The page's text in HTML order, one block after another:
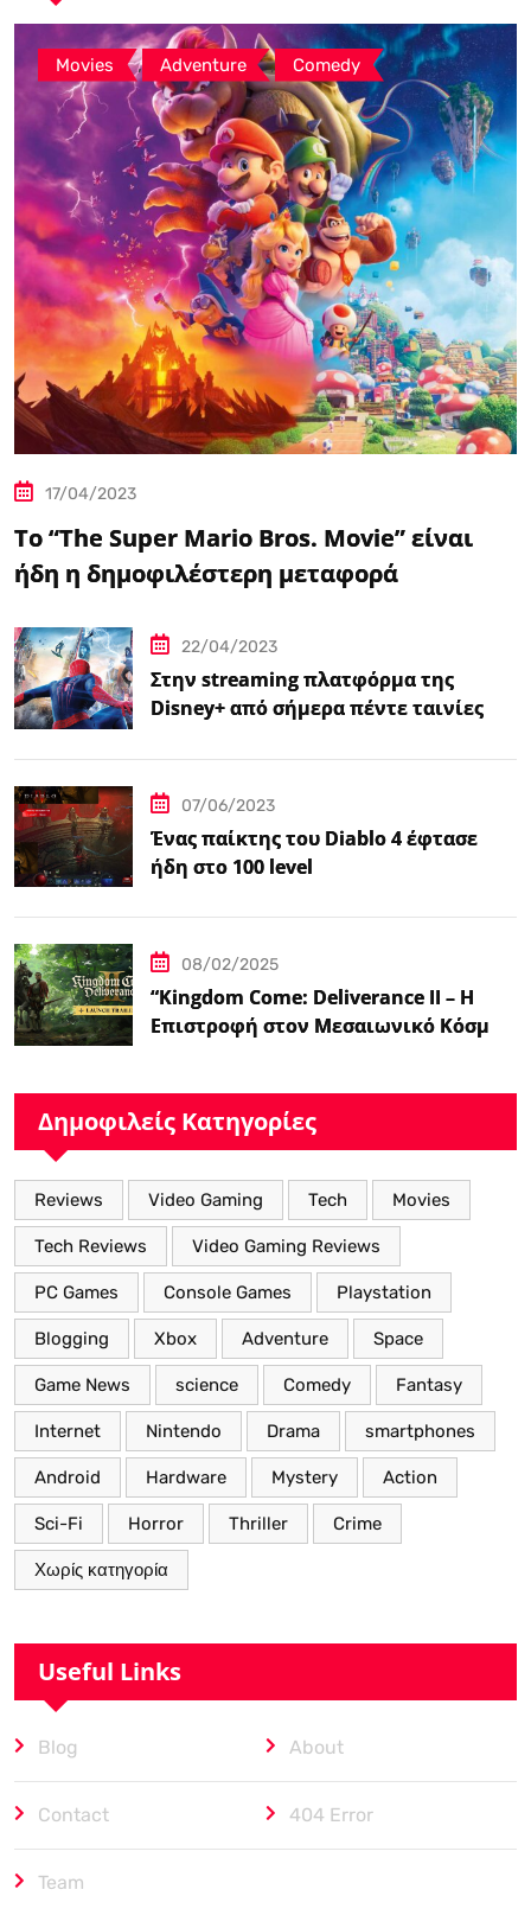
Movies , Adventure , Comedy
17/04/2023
Το “The Super Mario Bros. Movie” είναι
ήδη η δημοφιλέστερη μεταφορά
22/04/2023
Στην streaming πλατφόρμα της
Disney+ από σήμερα πέντε ταινίες
07/06/2023
Ένας παίκτης του Diablo 4 έφτασε
ήδη στο 100 level
08/02/2025
“Kingdom Come: Deliverance II – Η
Επιστροφή στον Μεσαιωνικό Κόσμο
Δημοφιλείς Κατηγορίες
Reviews Video Gaming Tech Movies
Tech Reviews Video Gaming Reviews
PC Games Console Games Playstation
Blogging Xbox Adventure Space
Game News science Comedy Fantasy
Internet Nintendo Drama smartphones
Android Hardware Mystery Action
Sci-Fi Horror Thriller Crime
Χωρίς κατηγορία
Useful Links
Blog About
Contact 404 Error
Team